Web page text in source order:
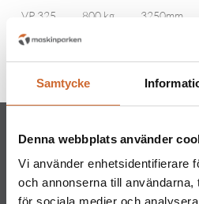
Samtycke
Denna webbplats använder
Vi använder enhetsidentifierare
och annonserna till användarna,
för sociala medier och
VP 325 800 kg 3250mm